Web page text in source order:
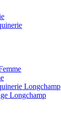
Longchamp
Longchamp